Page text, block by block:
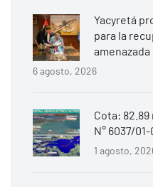
Yacyretá
para la
6 agosto, 2026
Cota:
N° 6037/
1 agosto,